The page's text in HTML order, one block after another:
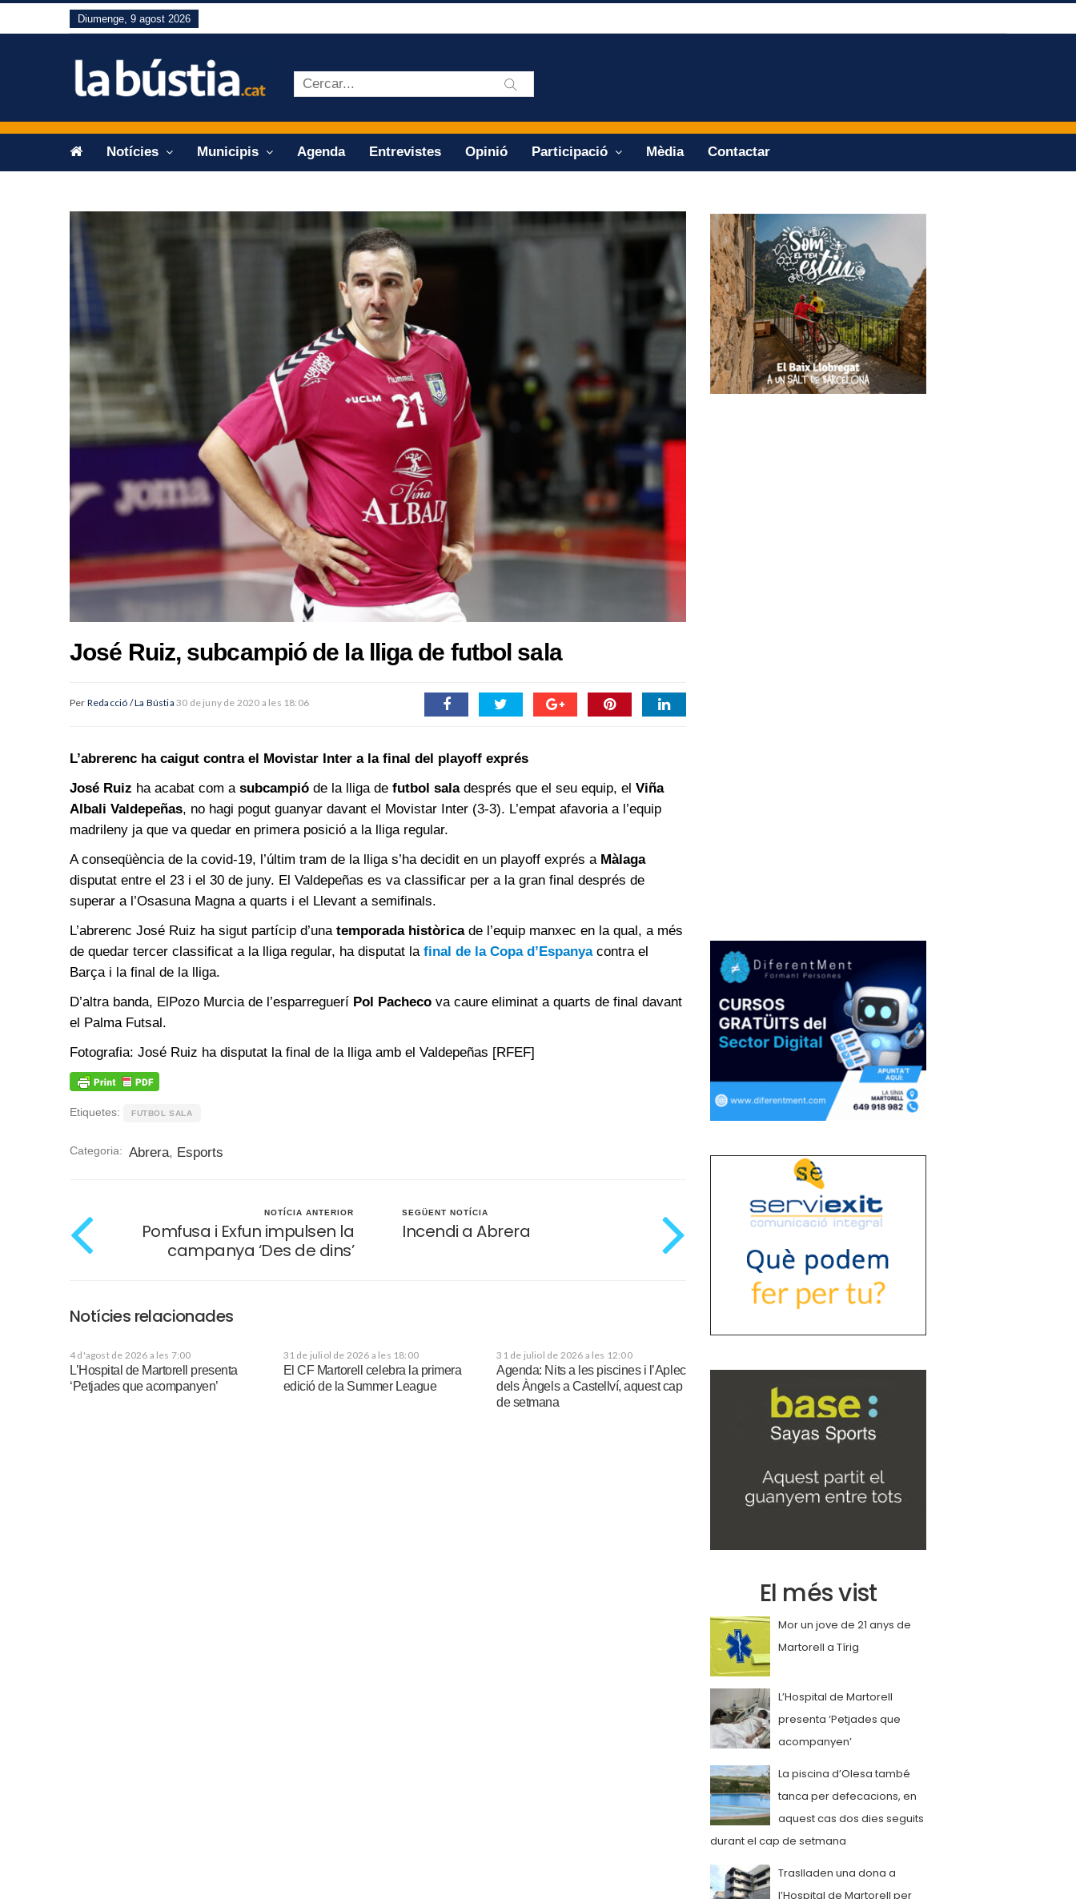
Diumenge, 9 agost 2026
Notícies Municipis Agenda Entrevistes Opinió Participació Mèdia Contactar
José Ruiz, subcampió de la lliga de futbol sala
Per Redacció / La Bústia 30 de juny de 2020 a les 18:06
L’abrerenc ha caigut contra el Movistar Inter a la final del playoff exprés
José Ruiz ha acabat com a subcampió de la lliga de futbol saladesprés que el seu equip, el Viña
Albali Valdepeñas, no hagi pogut guanyar davant el Movistar Inter (3-3). L’empat afavoria a l’equip
madrileny ja que va quedar en primera posició a la lliga regular.
A conseqüència de la covid-19, l’últim tram de la lliga s’ha decidit en un playoff exprés a Màlaga
disputat entre el 23 i el 30 de juny. El Valdepeñas es va classificar per a la gran final després de
superar a l’Osasuna Magna a quarts i el Llevant a semifinals.
L’abrerenc José Ruiz ha sigut partícip d’una temporada històricade l’equip manxec en la qual, a més
de quedar tercer classificat a la lliga regular, ha disputat la final de la Copa d’Espanyacontra el
Barça i la final de la lliga.
D’altra banda, ElPozo Murcia de l’esparreguerí Pol Pacheco va caure eliminat a quarts de final davant
el Palma Futsal.
Fotografia: José Ruiz ha disputat la final de la lliga amb el Valdepeñas [RFEF]
Etiquetes: FUTBOL SALA
Categoria: Abrera, Esports
NOTÍCIA ANTERIOR
Pomfusa i Exfun impulsen la
campanya ‘Des de dins’
SEGÜENT NOTÍCIA
Incendi a Abrera
Notícies relacionades
4 d'agost de 2026 a les 7:00
L’Hospital de Martorell presenta
‘Petjades que acompanyen’
31 de juliol de 2026 a les 18:00
El CF Martorell celebra la primera
edició de la Summer League
31 de juliol de 2026 a les 12:00
Agenda: Nits a les piscines i l’Aplec
dels Àngels a Castellví, aquest cap
de setmana
El més vist
Mor un jove de 21 anys de
Martorell a Tírig
L’Hospital de Martorell
presenta ‘Petjades que
acompanyen’
La piscina d’Olesa també
tanca per defecacions, en
aquest cas dos dies seguits
durant el cap de setmana
Traslladen una dona a
l’Hospital de Martorell per